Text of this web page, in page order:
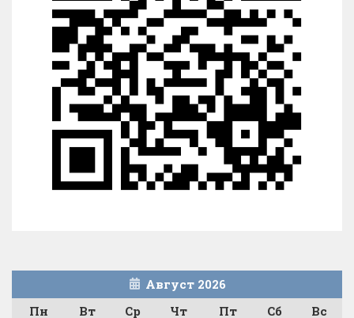
Август 2026
Пн
Вт Ср Чт Пт Сб
Вс